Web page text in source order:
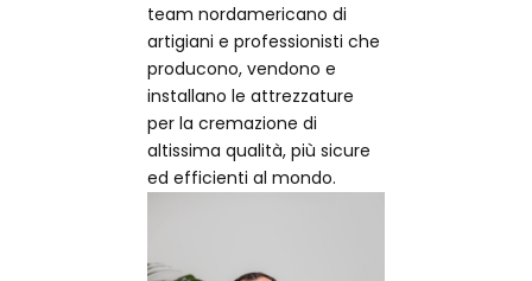
team nordamericano di
artigiani e professionisti che
producono, vendono e
installano le attrezzature
per la cremazione di
altissima qualità, più sicure
ed efficienti al mondo.